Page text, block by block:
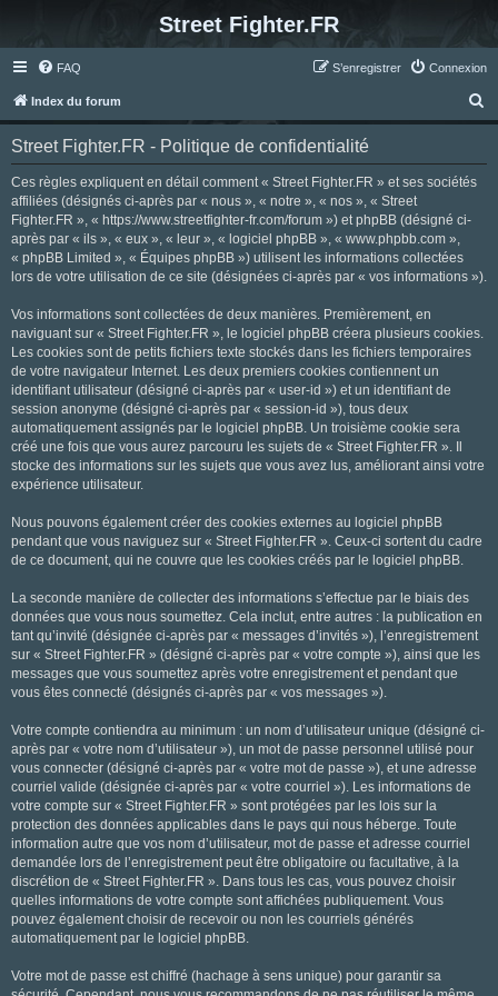
Street Fighter.FR
FAQ Connexion
S’enregistrer
Index du forum
e
Street Fighter.FR - Politique de confidentialité
Ces règles expliquent en détail comment « Street Fighter.FR » et ses sociétés
affiliées (désignés ci-après par « nous », « notre », « nos », « Street
Fighter.FR », « https://www.streetfighter-fr.com/forum ») et phpBB (désigné ci-
après par « ils », « eux », « leur », « logiciel phpBB », « www.phpbb.com »,
« phpBB Limited », « Équipes phpBB ») utilisent les informations collectées
lors de votre utilisation de ce site (désignées ci-après par « vos informations »).
Vos informations sont collectées de deux manières. Premièrement, en
naviguant sur « Street Fighter.FR », le logiciel phpBB créera plusieurs cookies.
Les cookies sont de petits fichiers texte stockés dans les fichiers temporaires
de votre navigateur Internet. Les deux premiers cookies contiennent un
identifiant utilisateur (désigné ci-après par « user-id ») et un identifiant de
session anonyme (désigné ci-après par « session-id »), tous deux
automatiquement assignés par le logiciel phpBB. Un troisième cookie sera
créé une fois que vous aurez parcouru les sujets de « Street Fighter.FR ». Il
stocke des informations sur les sujets que vous avez lus, améliorant ainsi votre
expérience utilisateur.
Nous pouvons également créer des cookies externes au logiciel phpBB
pendant que vous naviguez sur « Street Fighter.FR ». Ceux-ci sortent du cadre
de ce document, qui ne couvre que les cookies créés par le logiciel phpBB.
La seconde manière de collecter des informations s’effectue par le biais des
données que vous nous soumettez. Cela inclut, entre autres : la publication en
tant qu’invité (désignée ci-après par « messages d’invités »), l’enregistrement
sur « Street Fighter.FR » (désigné ci-après par « votre compte »), ainsi que les
messages que vous soumettez après votre enregistrement et pendant que
vous êtes connecté (désignés ci-après par « vos messages »).
Votre compte contiendra au minimum : un nom d’utilisateur unique (désigné ci-
après par « votre nom d’utilisateur »), un mot de passe personnel utilisé pour
vous connecter (désigné ci-après par « votre mot de passe »), et une adresse
courriel valide (désignée ci-après par « votre courriel »). Les informations de
votre compte sur « Street Fighter.FR » sont protégées par les lois sur la
protection des données applicables dans le pays qui nous héberge. Toute
information autre que vos nom d’utilisateur, mot de passe et adresse courriel
demandée lors de l’enregistrement peut être obligatoire ou facultative, à la
discrétion de « Street Fighter.FR ». Dans tous les cas, vous pouvez choisir
quelles informations de votre compte sont affichées publiquement. Vous
pouvez également choisir de recevoir ou non les courriels générés
automatiquement par le logiciel phpBB.
Votre mot de passe est chiffré (hachage à sens unique) pour garantir sa